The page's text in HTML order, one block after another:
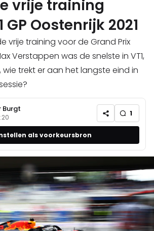
vrije training
GP Oostenrijk 2021
vrije training voor de Grand Prix
Verstappen was de snelste in VT1,
wie trekt er aan het langste eind in
Burgt 1
als voorkeursbron